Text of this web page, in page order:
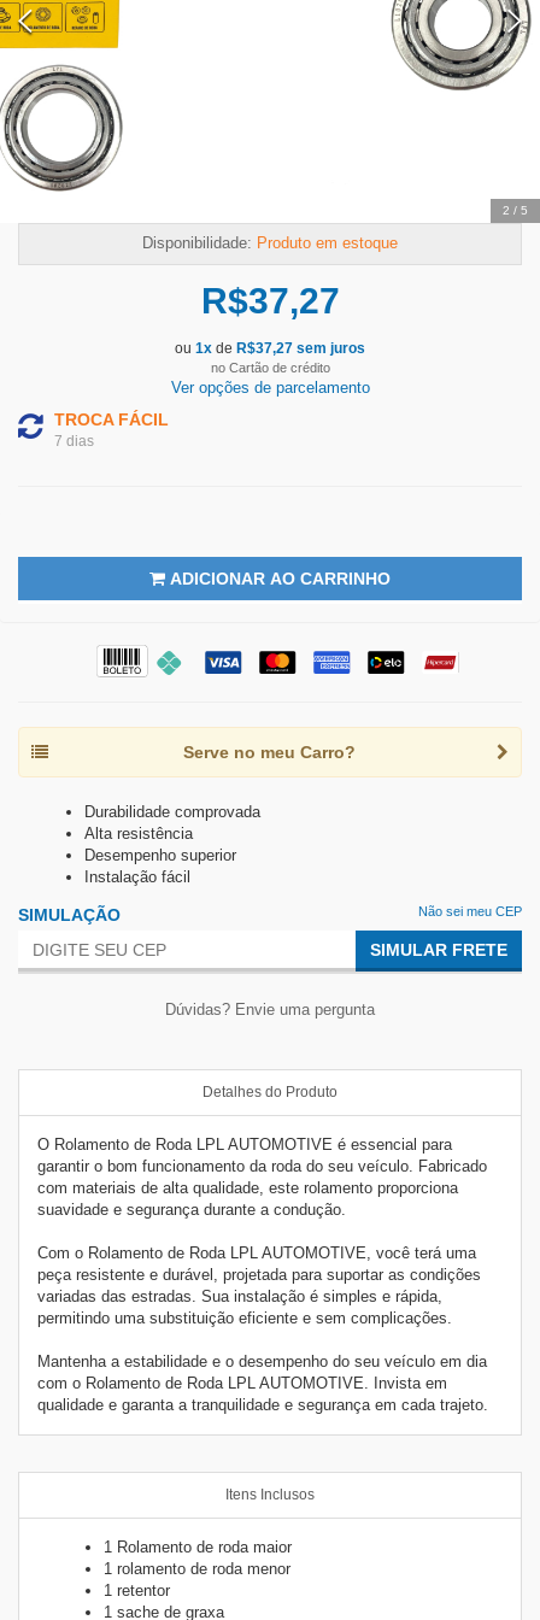
2 / 5
Disponibilidade: Produto em estoque
R$37,27
ou 1x de R$37,27 sem juros
no Cartão de crédito
Ver opções de parcelamento
TROCA FÁCIL
7 dias
ADICIONAR AO CARRINHO
Serve no meu Carro?
Durabilidade comprovada
Alta resistência
Desempenho superior
Instalação fácil
SIMULAÇÃO Não sei meu CEP
SIMULAR FRETE
Dúvidas? Envie uma pergunta
Detalhes do Produto
O Rolamento de Roda LPL AUTOMOTIVE é essencial para
garantir o bom funcionamento da roda do seu veículo. Fabricado
com materiais de alta qualidade, este rolamento proporciona
suavidade e segurança durante a condução.
Com o Rolamento de Roda LPL AUTOMOTIVE, você terá uma
peça resistente e durável, projetada para suportar as condições
variadas das estradas. Sua instalação é simples e rápida,
permitindo uma substituição eficiente e sem complicações.
Mantenha a estabilidade e o desempenho do seu veículo em dia
com o Rolamento de Roda LPL AUTOMOTIVE. Invista em
qualidade e garanta a tranquilidade e segurança em cada trajeto.
Itens Inclusos
1 Rolamento de roda maior
1 rolamento de roda menor
1 retentor
1 sache de graxa